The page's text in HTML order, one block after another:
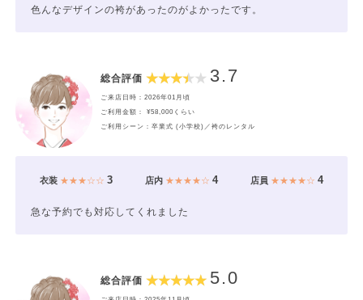
色んなデザインの袴があったのがよかったです。
総合評価 3.7
ご来店日時：2026年01月頃
ご利用金額： ¥58,000くらい
ご利用シーン：卒業式 (小学校)／袴のレンタル
衣装★★★☆☆ 3 店内★★★★☆ 4 店員 ★★★★☆4
急な予約でも対応してくれました
総合評価 5.0